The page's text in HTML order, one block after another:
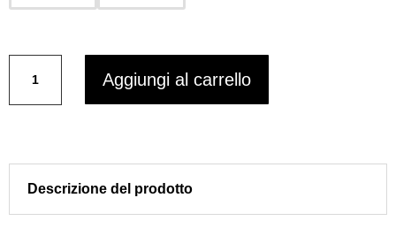
Hair
-
quantità
Aggiungi al carrello
Descrizione del prodotto